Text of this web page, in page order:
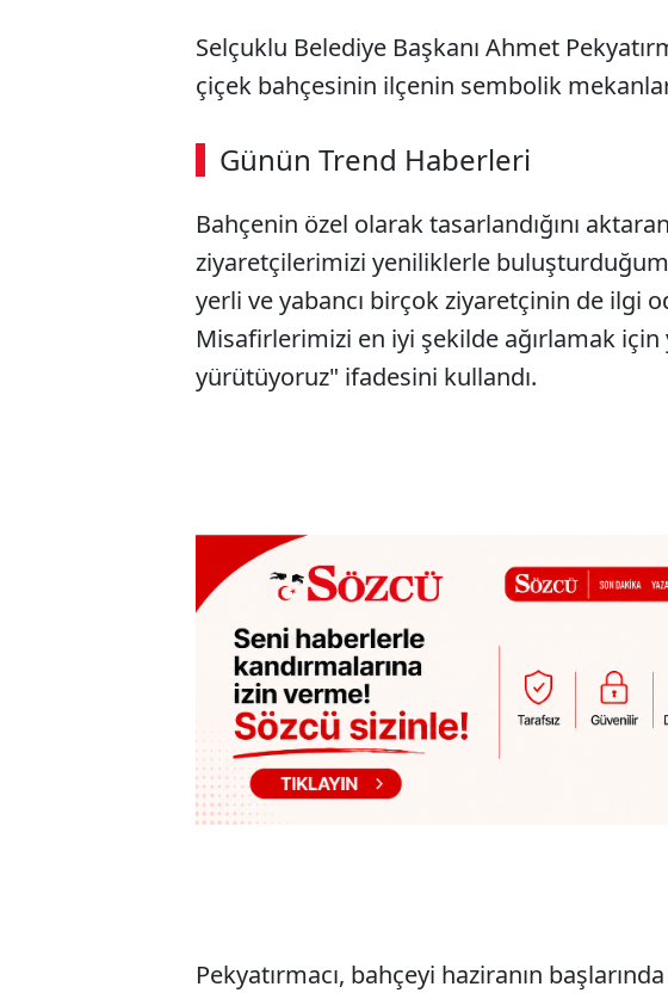
Selçuklu Belediye Başkanı Ahmet
çiçek bahçesinin ilçenin sembolik
Günün Trend Haberleri
00:02 / 09:08
Bahçenin özel olarak tasarlandığını
ziyaretçilerimizi yeniliklerle
yerli ve yabancı birçok ziyaretçinin de ilgi
Misafirlerimizi en iyi şekilde ağırlamak için
yürütüyoruz" ifadesini kullandı.
Pekyatırmacı, bahçeyi haziranın